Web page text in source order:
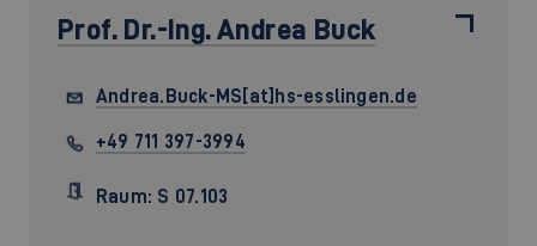
Prof. Dr.-Ing.Andrea Buck
Andrea.Buck-MS[at]hs-esslingen.de
+49 711 397-3994
Raum: S 07.103